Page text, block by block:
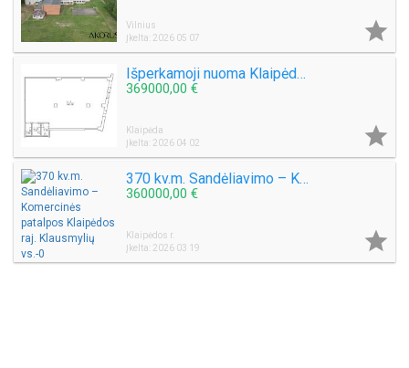
Vilnius
Įkelta: 2026 05 07

Išperkamoji nuoma Klaipėdoje ir Klaipėdos raj.
369000,00 €
Klaipėda
Įkelta: 2026 04 02

370 kv.m. Sandėliavimo – Komercinės patalpos Klaipėdos raj. Klausmylių vs.
360000,00 €
Klaipėdos r.
Įkelta: 2026 03 19
